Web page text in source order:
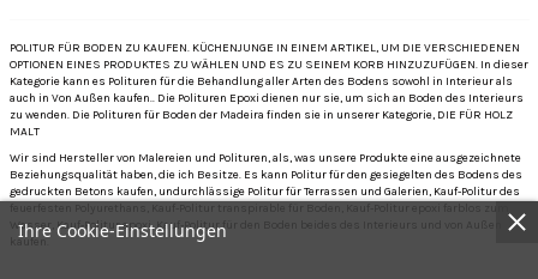
POLITUR FÜR BODEN ZU KAUFEN. KÜCHENJUNGE IN EINEM ARTIKEL, UM DIE VERSCHIEDENEN
OPTIONEN EINES PRODUKTES ZU WÄHLEN UND ES ZU SEINEM KORB HINZUZUFÜGEN. In dieser
Kategorie kann es Polituren für die Behandlung aller Arten des Bodens sowohl in Interieur als
auch in Von Außen kaufen.. Die Polituren Epoxi dienen nur sie, um sich an Boden des Interieurs
zu wenden. Die Polituren für Boden der Madeira finden sie in unserer Kategorie, DIE FÜR HOLZ
MALT
Wir sind Hersteller von Malereien und Polituren, als, was unsere Produkte eine ausgezeichnete
Beziehungsqualität haben, die ich Besitze. Es kann Politur für den gesiegelten des Bodens des
gedruckten Betons kaufen, undurchlässige Politur für Terrassen und Galerien, Kauf-Politur des
feuerfesten Polyurethans, Kauf-Politur transpirable für Boden, Kauf-Politur epoxi farblos zum
Wasser, Kauf-Politur epoxi, Kauf-Politur für den Boden beides des Interieurs und von Außen
kaufen.
Ihre Cookie-Einstellungen